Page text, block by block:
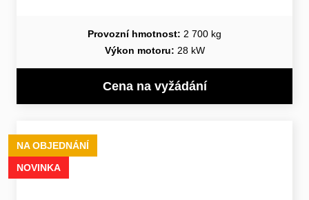
Provozní hmotnost: 2 700 kg
Výkon motoru: 28 kW
Cena na vyžádání
NA OBJEDNÁNÍ
NOVINKA